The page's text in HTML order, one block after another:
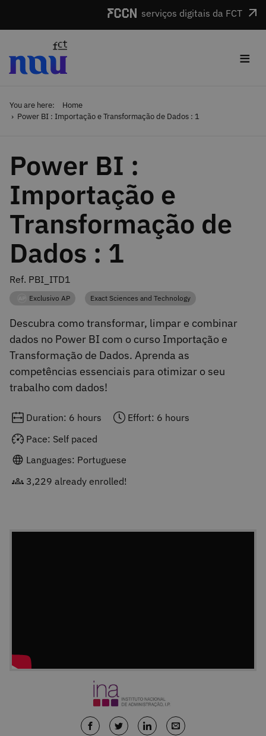
serviços digitais da FCT
≡
You are here:
Home
Power BI : Importação e Transformação de Dados : 1
Power BI :
Importação e
Transformação de
Dados : 1
Ref. PBI_ITD1
Category
Exclusivo AP Category
Exact Sciences and Technology
Descubra como transformar, limpar e combinar
dados no Power BI com o curso Importação e
Transformação de Dados. Aprenda as
competências essenciais para otimizar o seu
trabalho com dados!
Duration: 6 hours
Effort: 6 hours
Pace: Self paced
Languages: Portuguese
3,229 already enrolled!